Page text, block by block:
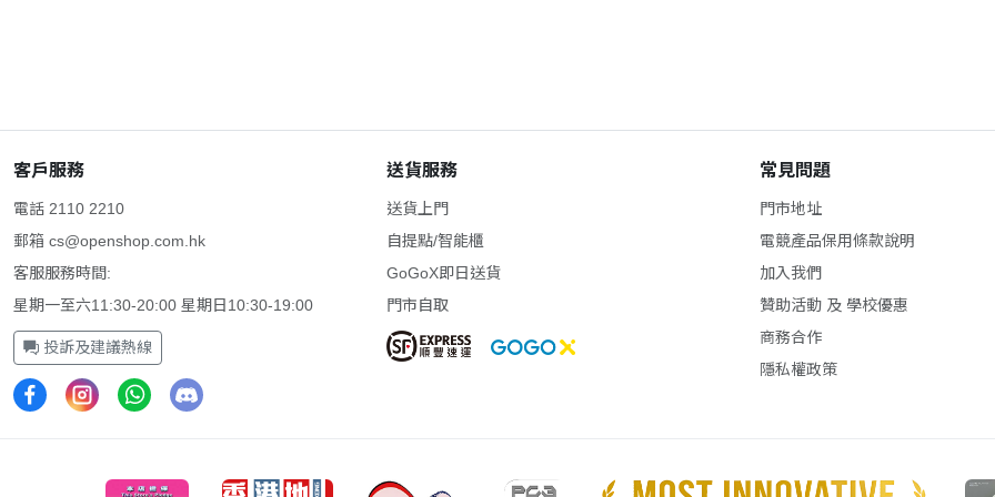
客戶服務
電話 2110 2210
郵箱 cs@openshop.com.hk
客服服務時間:
星期一至六11:30-20:00 星期日10:30-19:00
投訴及建議熱線
送貨服務
送貨上門
自提點/智能櫃
GoGoX即日送貨
門市自取
常見問題
門市地址
電競產品保用條款說明
加入我們
贊助活動 及 學校優惠
商務合作
隱私權政策